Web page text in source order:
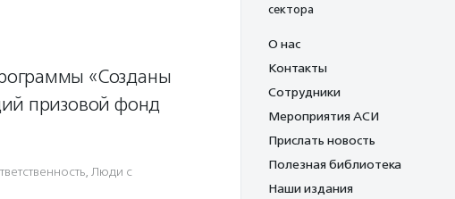
«Созданы
призовой фонд
, Люди с
сектора
О нас
Контакты
Сотрудники
Мероприятия АСИ
Прислать новость
Полезная библиотека
Наши издания